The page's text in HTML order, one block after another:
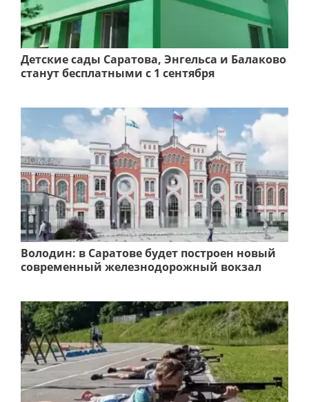
Детские сады Саратова, Энгельса и Балаково
станут бесплатными с 1 сентября
Володин: в Саратове будет построен новый
современный железнодорожный вокзал